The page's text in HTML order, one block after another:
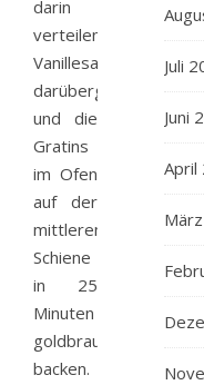
darin
verteilen.
Vanillesahne
darübergießen
und die
Gratins
im Ofen
auf der
mittleren
Schiene
in 25
Minuten
goldbraun
backen.
Juli
Juni
April